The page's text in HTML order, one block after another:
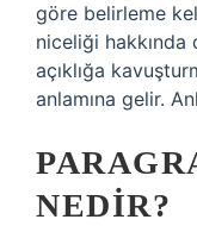
göre belirleme
niceliği
açıklığa
anlamına gelir.
NEDIR?